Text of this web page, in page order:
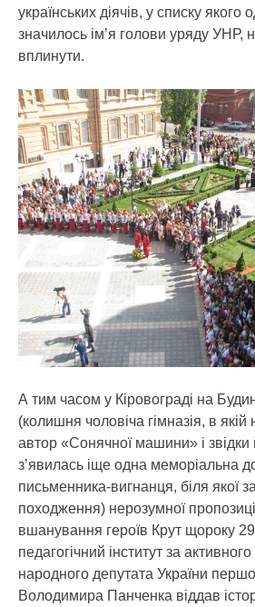
українських діячів, у списку
значилось ім’я голови уряду УНР,
вплинути.
А тим часом у Кіровограді на
(колишня чоловіча гімназія, в
автор «Сонячної машини» і
з’явилась іще одна меморіальна
письменника-вигнанця, біля якої
походження) нерозумної
вшанування героїв Крут щороку 29
педагогічний інститут за
народного депутата України
Володимира Панченка віддав